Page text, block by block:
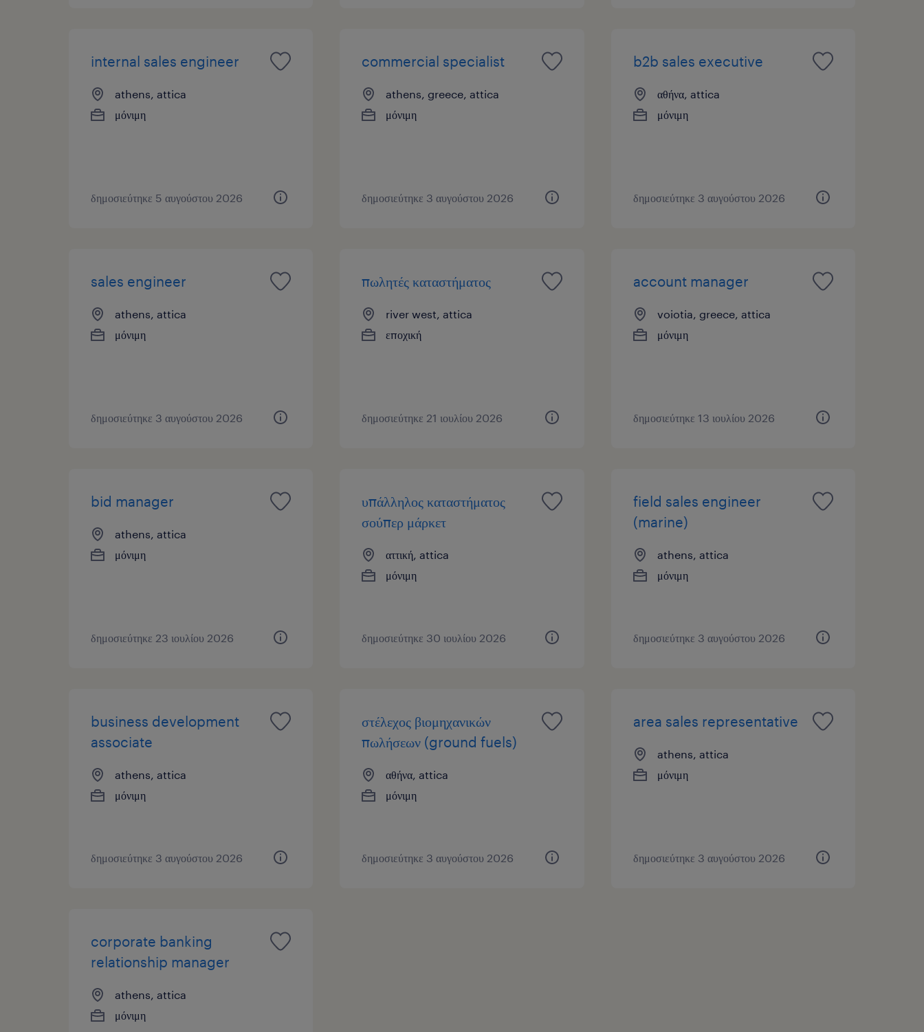
internal sales engineer
athens, attica
μόνιμη
δημοσιεύτηκε 5 αυγούστου 2026
commercial specialist
athens, greece, attica
μόνιμη
δημοσιεύτηκε 3 αυγούστου 2026
b2b sales executive
αθήνα, attica
μόνιμη
δημοσιεύτηκε 3 αυγούστου 2026
sales engineer
athens, attica
μόνιμη
δημοσιεύτηκε 3 αυγούστου 2026
πωλητές καταστήματος
river west, attica
εποχική
δημοσιεύτηκε 21 ιουλίου 2026
account manager
voiotia, greece, attica
μόνιμη
δημοσιεύτηκε 13 ιουλίου 2026
bid manager
athens, attica
μόνιμη
δημοσιεύτηκε 23 ιουλίου 2026
υπάλληλος καταστήματος
σούπερ μάρκετ
αττική, attica
μόνιμη
δημοσιεύτηκε 30 ιουλίου 2026
field sales engineer
(marine)
athens, attica
μόνιμη
δημοσιεύτηκε 3 αυγούστου 2026
business development
associate
athens, attica
μόνιμη
δημοσιεύτηκε 3 αυγούστου 2026
στέλεχος βιομηχανικών
πωλήσεων (ground fuels)
αθήνα, attica
μόνιμη
δημοσιεύτηκε 3 αυγούστου 2026
area sales representative
athens, attica
μόνιμη
δημοσιεύτηκε 3 αυγούστου 2026
corporate banking
relationship manager
athens, attica
μόνιμη